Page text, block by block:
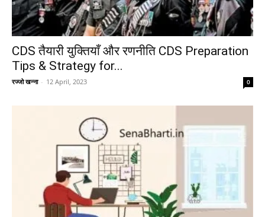
CDS तैयारी युक्तियाँ और रणनीति CDS Preparation
Tips & Strategy for...
रज्जो खन्ना - 12 April, 2023 0